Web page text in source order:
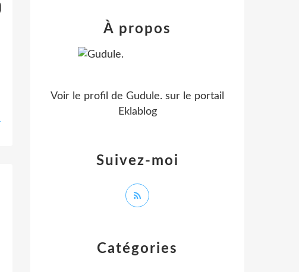
Catégories
Suivez-moi
À propos
Voir le profil de Gudule. sur le portail
Eklablog